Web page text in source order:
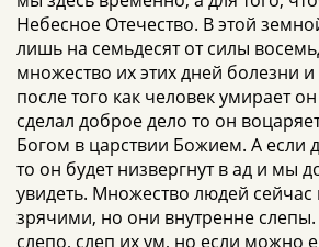
Небесное Отечество. В этой
лишь на семьдесят от силы
множество их этих дней болезни и
после того как человек умирает
сделал доброе дело то он
Богом в царствии Божием. А если
то он будет низвергнут в ад и мы
увидеть. Множество людей сейчас
зрячими, но они внутренне
слепо, слеп их ум, но если можно